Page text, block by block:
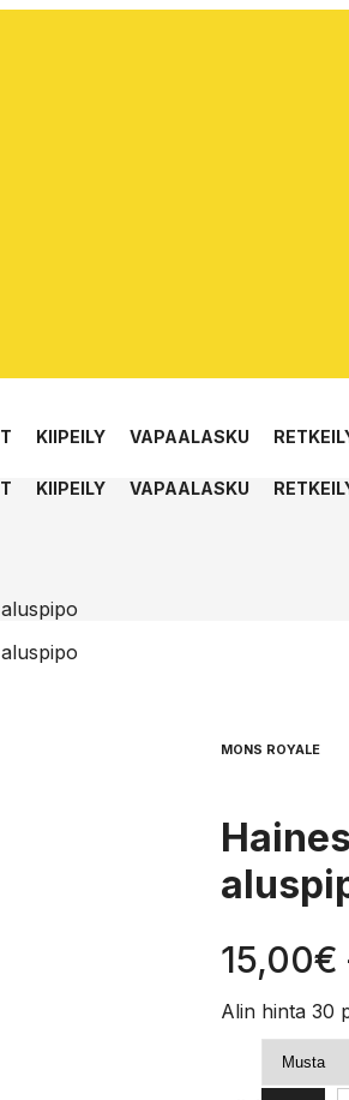
KIIPEILY VAPAALASKU
KIIPEILY VAPAALASKU
MONS ROYALE
15,00€
Alin hinta 30